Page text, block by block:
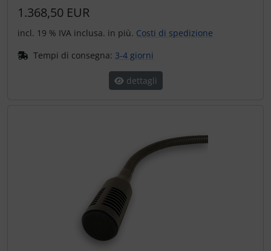
1.368,50 EUR
incl. 19 % IVA inclusa. in più. Costi di spedizione
Tempi di consegna: 3-4 giorni
dettagli